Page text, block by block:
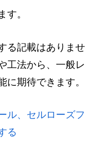
す。
る記載はありませ
工法から、一般レ
に期待できます。
ル、セルローズフ
る